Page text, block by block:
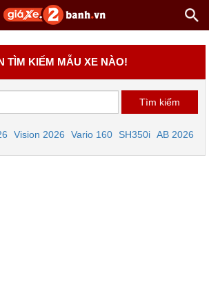
TÌM KIẾM MẪU XE NÀO!
Vision 2026 Vario 160 SH350i AB 2026